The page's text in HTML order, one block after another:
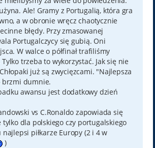
Ale! Gramy z Portugalią, która gra
a w obronie wręcz chaotycznie
błędy. Przy zmasowanej
Portugalczycy się gubią. Oni
W walce o półfinał trafiliśmy
trzeba to wykorzystać. Jak się nie
już są zwycięzcami. "Najlepsza
brzmi dumnie.
awansu jest dodatkowy dzień
vs C.Ronaldo zapowiada się
dla polskiego czy portugalskiego
najlepsi piłkarze Europy (2 i 4 w
)